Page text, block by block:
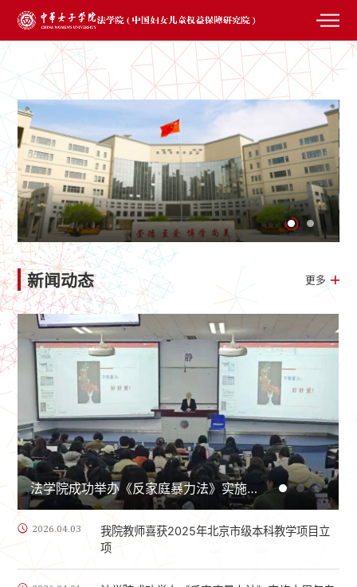
新闻动态 更多
法学院成功举办“法信”数据库平台使用培训讲座法学院成功举办《反家庭暴力法》实施十周年专题讲座
欢迎调剂中华女子学院2026年法律（法学/非法学）专业学位硕士研究生
法学院成功举办“法信”数据库平台使用培训讲座法学院成功举办《反家庭暴力法》实施十周年专题讲座
2026.04.03
我院教师喜获2025年北京市级本科教学项目立
项